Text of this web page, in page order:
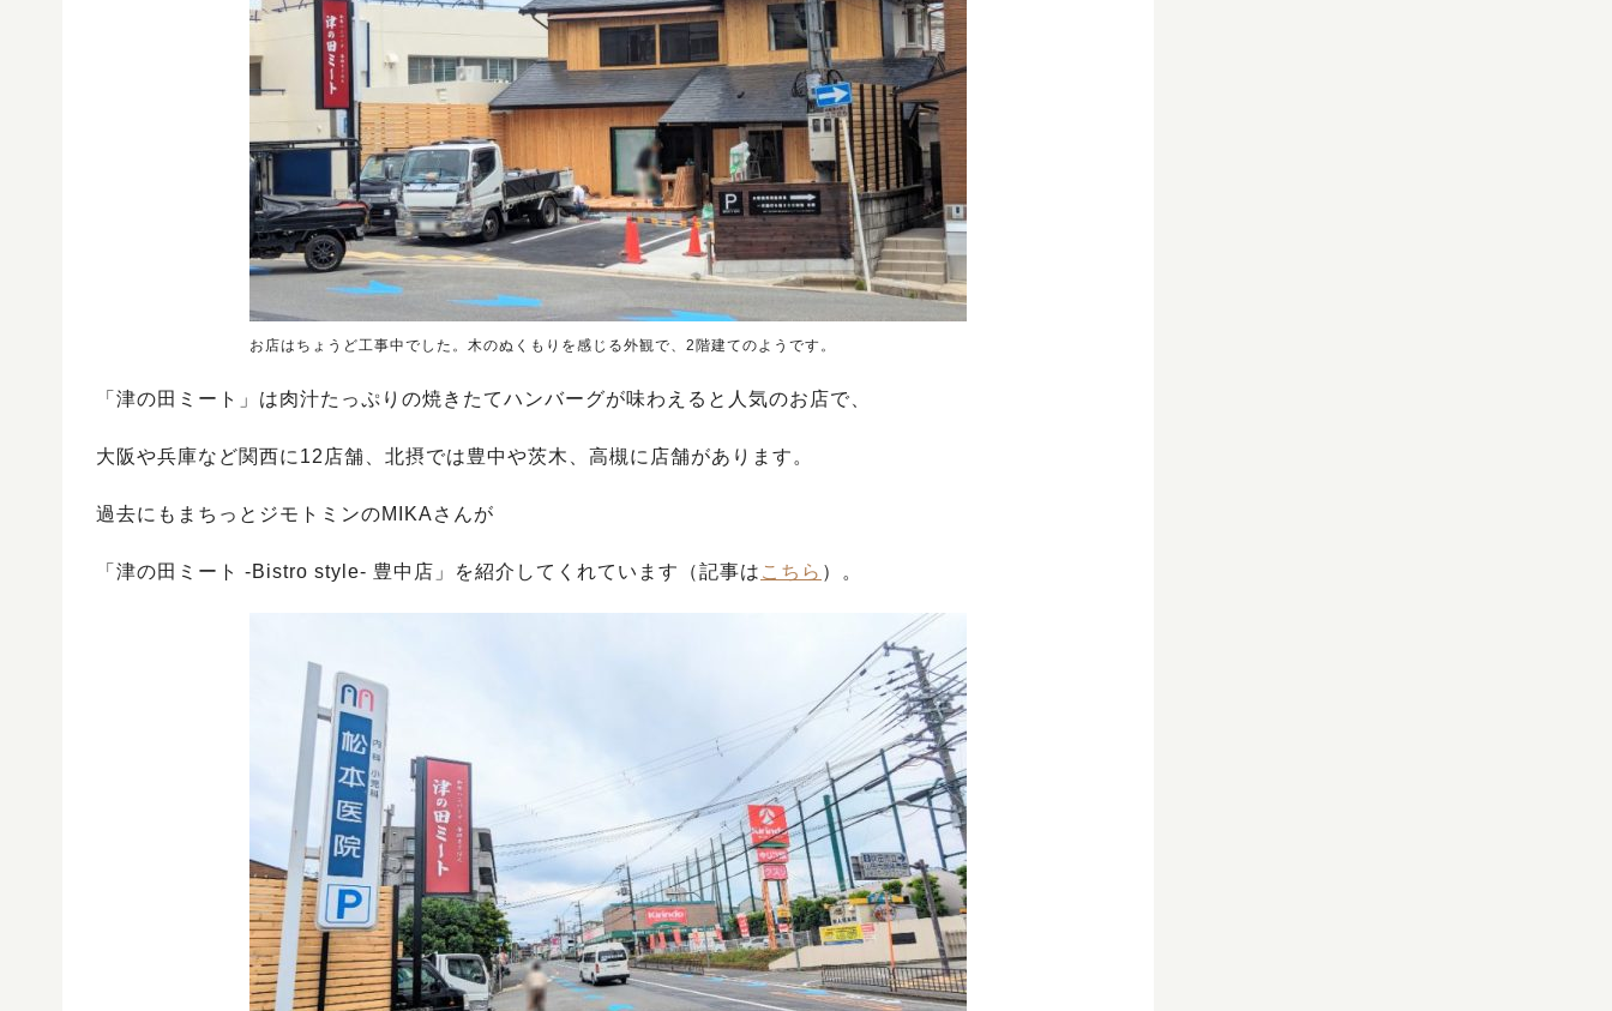
お店はちょうど工事中でした。木のぬくもりを感じる外観で、2階建てのようです。
「津の田ミート」は肉汁たっぷりの焼きたてハンバーグが味わえると人気のお店で、
大阪や兵庫など関西に12店舗、北摂では豊中や茨木、高槻に店舗があります。
過去にもまちっとジモトミンのMIKAさんが
「津の田ミート -Bistro style- 豊中店」を紹介してくれています（記事は こちら ）。